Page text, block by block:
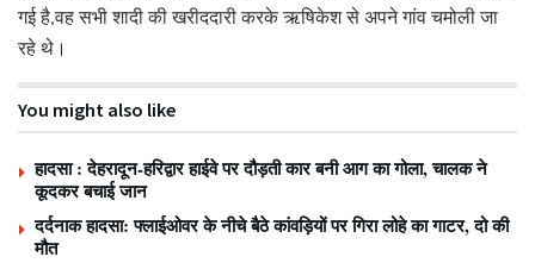
गई है,वह सभी शादी की खरीददारी करके ऋषिकेश से अपने गांव चमोली जा
रहे थे।
You might also like
हादसा : देहरादून-हरिद्वार हाईवे पर दौड़ती कार बनी आग का गोला, चालक ने
कूदकर बचाई जान
दर्दनाक हादसा: फ्लाईओवर के नीचे बैठे कांवड़ियों पर गिरा लोहे का गाटर, दो की
मौत